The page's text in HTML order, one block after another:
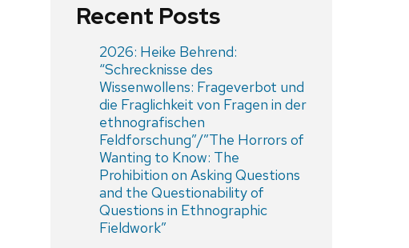
Recent Posts
2026: Heike Behrend:
“Schrecknisse des
Wissenwollens: Frageverbot und
die Fraglichkeit von Fragen in der
ethnografischen
Feldforschung”/”The Horrors of
Wanting to Know: The
Prohibition on Asking Questions
and the Questionability of
Questions in Ethnographic
Fieldwork”